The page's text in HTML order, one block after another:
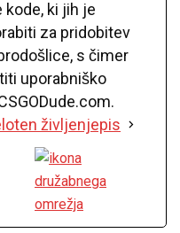
ki jih je
za pridobitev
s čimer
uporabniško
življenjepis